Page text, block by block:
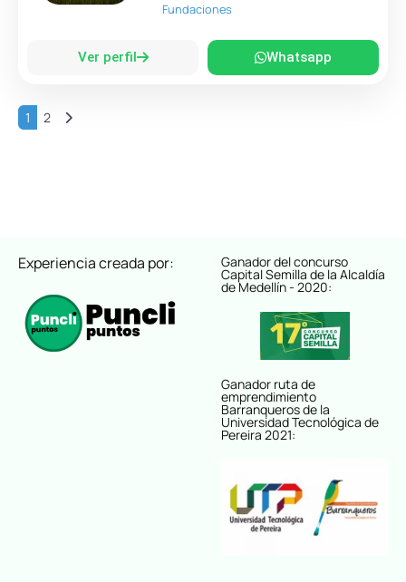
Fundaciones
Ver perfil Whatsapp
1 2 Entradas anteriores
Experiencia creada por: Ganador del concurso
Capital Semilla de la Alcaldía
de Medellín - 2020:
Ganador ruta de
emprendimiento
Barranqueros de la
Universidad Tecnológica de
Pereira 2021: